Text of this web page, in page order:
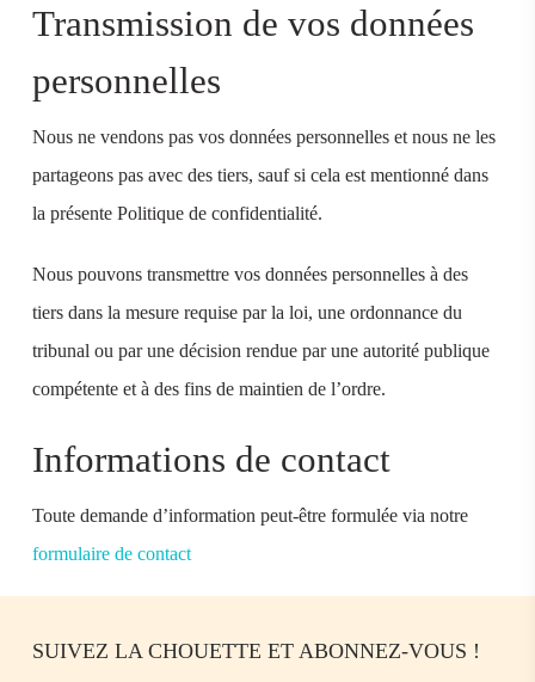
Transmission de vos données
personnelles
Nous ne vendons pas vos données personnelles et nous ne les
partageons pas avec des tiers, sauf si cela est mentionné dans
la présente Politique de confidentialité.
Nous pouvons transmettre vos données personnelles à des
tiers dans la mesure requise par la loi, une ordonnance du
tribunal ou par une décision rendue par une autorité publique
compétente et à des fins de maintien de l’ordre.
Informations de contact
Toute demande d’information peut-être formulée via notre
formulaire de contact
SUIVEZ LA CHOUETTE ET ABONNEZ-VOUS !